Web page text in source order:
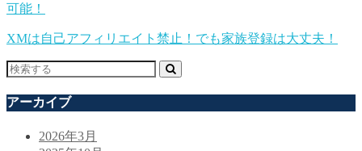
可能！
XMは自己アフィリエイト禁止！でも家族登録は大丈夫！
アーカイブ
2026年3月